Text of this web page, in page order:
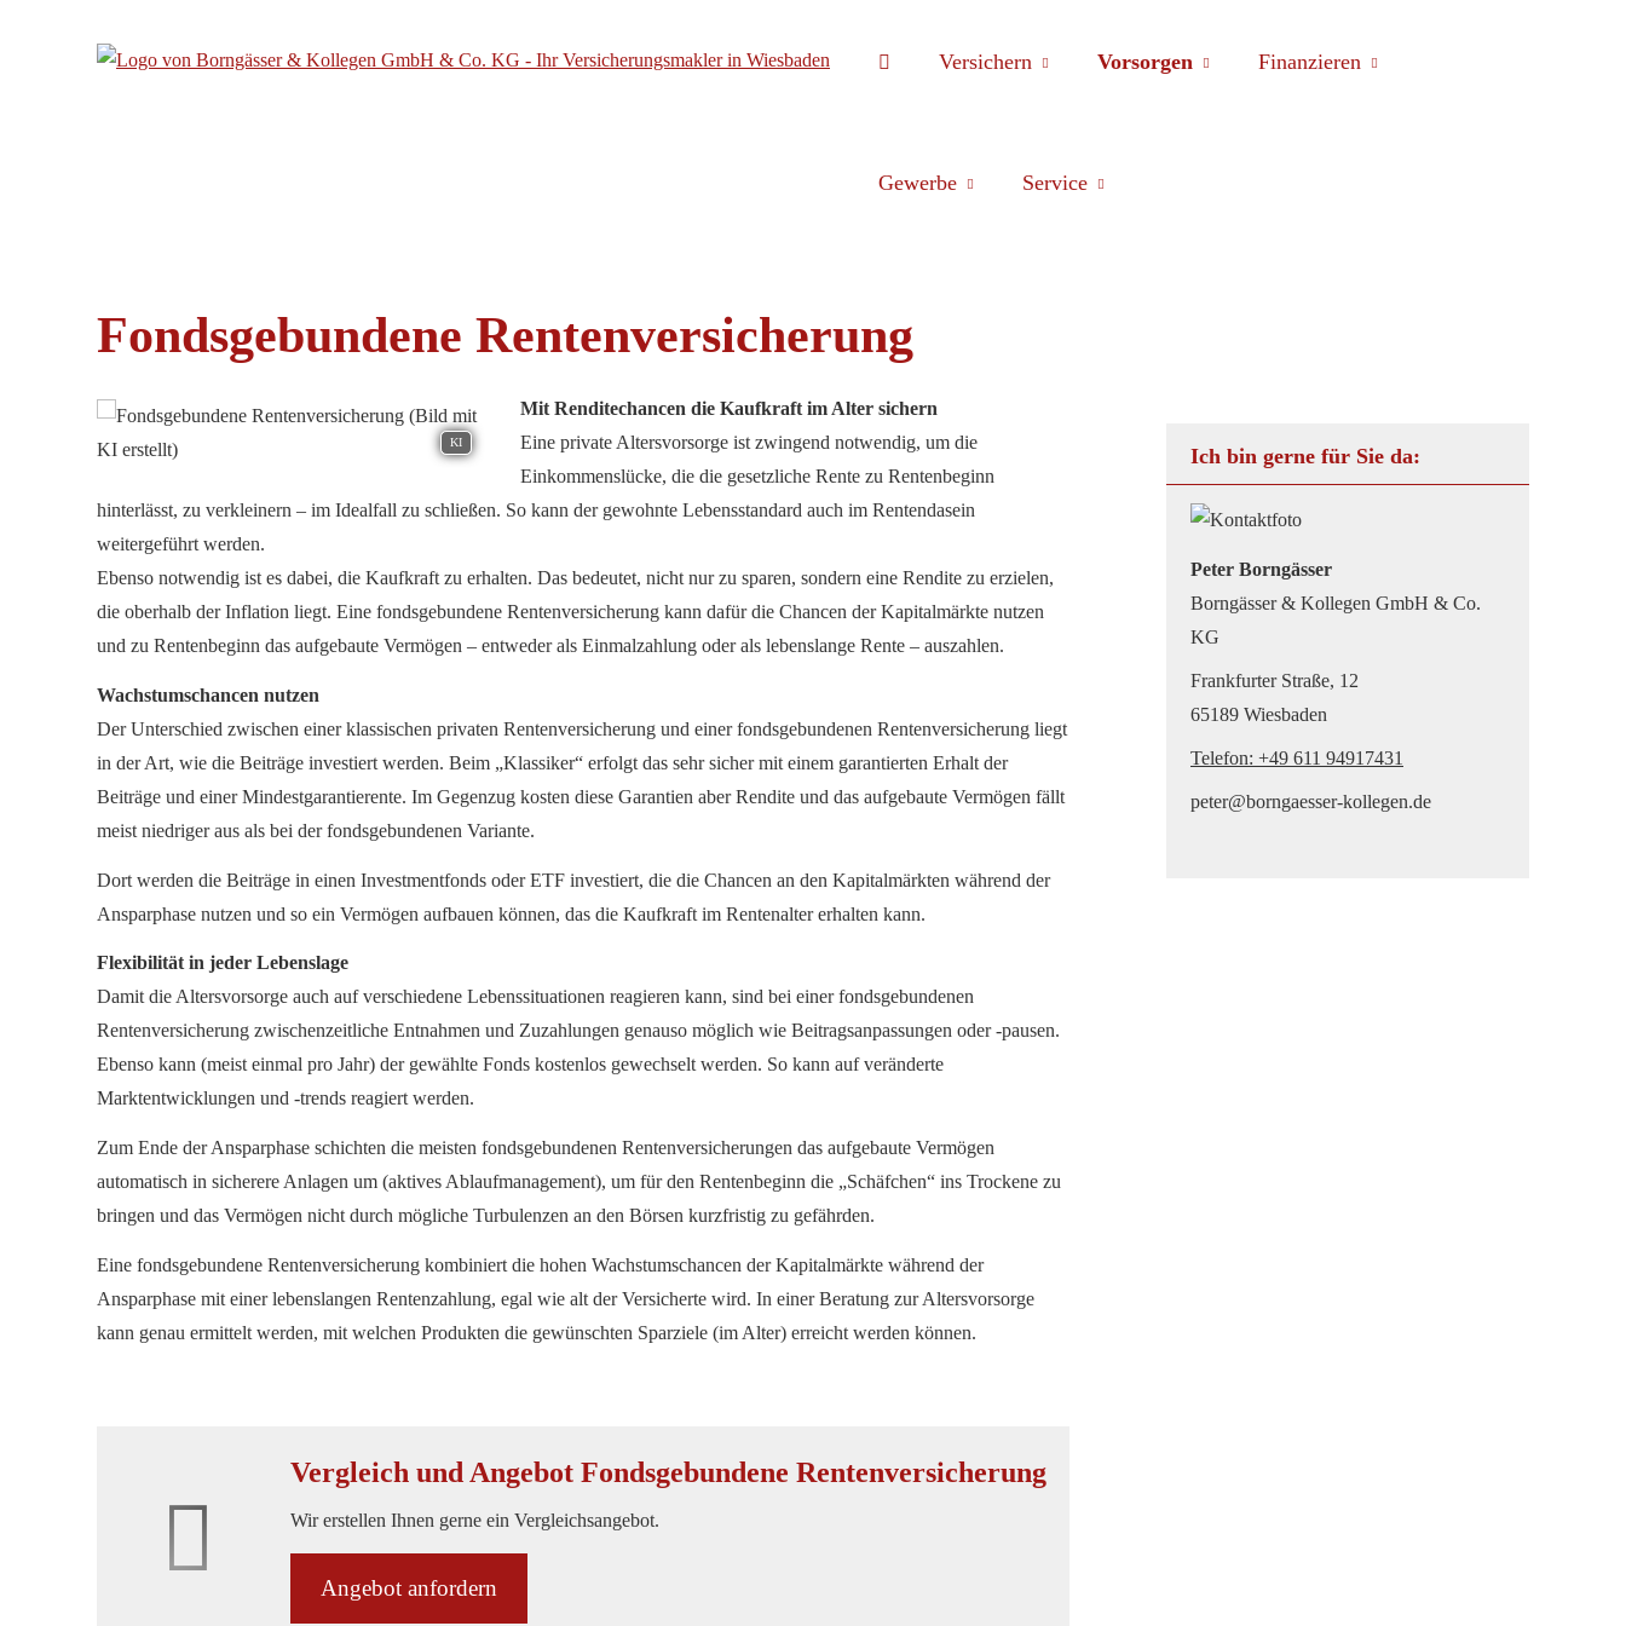
Versichern Vorsorgen Finanzieren
Gewerbe Service
Ich bin gerne für Sie da:
Peter Borngässer
Borngässer & Kollegen GmbH & Co.
KG
Frankfurter Straße, 12
65189 Wiesbaden
Telefon: +49 611 94917431
peter@borngaesser-kollegen.de
Fondsgebundene Rentenversicherung
KI
Mit Renditechancen die Kaufkraft im Alter sichern
Eine private Alters­vorsorge ist zwingend notwendig, um die
Einkommenslücke, die die gesetzliche Rente zu Rentenbeginn
hinterlässt, zu verkleinern – im Idealfall zu schließen. So kann der gewohnte Lebensstandard auch im Rentendasein
weitergeführt werden.
Ebenso notwendig ist es dabei, die Kaufkraft zu erhalten. Das bedeutet, nicht nur zu sparen, sondern eine Rendite zu erzielen,
die oberhalb der Inflation liegt. Eine fondsgebundene Rentenversicherung kann dafür die Chancen der Kapitalmärkte nutzen
und zu Rentenbeginn das aufgebaute Vermögen – entweder als Einmalzahlung oder als lebenslange Rente – auszahlen.
Wachstumschancen nutzen
Der Unterschied zwischen einer klassischen privaten Rentenversicherung und einer fondsgebundenen Rentenversicherung liegt
in der Art, wie die Beiträge investiert werden. Beim „Klassiker“ erfolgt das sehr sicher mit einem garantierten Erhalt der
Beiträge und einer Mindestgarantierente. Im Gegenzug kosten diese Garantien aber Rendite und das aufgebaute Vermögen fällt
meist niedriger aus als bei der fondsgebundenen Variante.
Dort werden die Beiträge in einen Investmentfonds oder ETF investiert, die die Chancen an den Kapitalmärkten während der
Ansparphase nutzen und so ein Vermögen aufbauen können, das die Kaufkraft im Rentenalter erhalten kann.
Flexibilität in jeder Lebenslage
Damit die Alters­vorsorge auch auf verschiedene Lebenssituationen reagieren kann, sind bei einer fondsgebundenen
Rentenversicherung zwischenzeitliche Entnahmen und Zuzahlungen genauso möglich wie Beitragsanpassungen oder -pausen.
Ebenso kann (meist einmal pro Jahr) der gewählte Fonds kostenlos gewechselt werden. So kann auf veränderte
Marktentwicklungen und -trends reagiert werden.
Zum Ende der Ansparphase schichten die meisten fondsgebundenen Rentenversicherungen das aufgebaute Vermögen
automatisch in sicherere Anlagen um (aktives Ablaufmanagement), um für den Rentenbeginn die „Schäfchen“ ins Trockene zu
bringen und das Vermögen nicht durch mögliche Turbulenzen an den Börsen kurzfristig zu gefährden.
Eine fondsgebundene Rentenversicherung kombiniert die hohen Wachstumschancen der Kapitalmärkte während der
Ansparphase mit einer lebenslangen Rentenzahlung, egal wie alt der Versicherte wird. In einer Beratung zur Alters­vorsorge
kann genau ermittelt werden, mit welchen Produkten die gewünschten Sparziele (im Alter) erreicht werden können.
Vergleich und Angebot Fondsgebundene Rentenversicherung
Wir erstellen Ihnen gerne ein Vergleichsangebot.
An­ge­bot an­for­dern